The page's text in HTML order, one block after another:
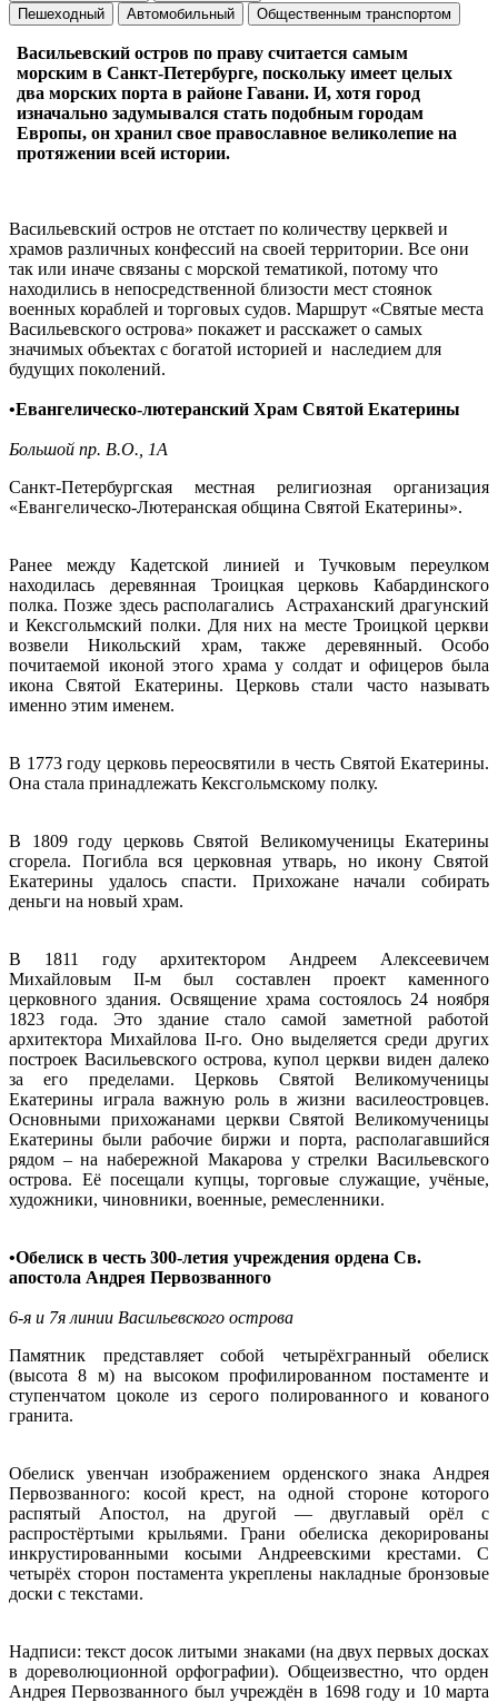
Пешеходный Автомобильный Общественным транспортом
Васильевский остров по праву считается самым
морским в Санкт-Петербурге, поскольку имеет целых
два морских порта в районе Гавани. И, хотя город
изначально задумывался стать подобным городам
Европы, он хранил свое православное великолепие на
протяжении всей истории.
Васильевский остров не отстает по количеству церквей и
храмов различных конфессий на своей территории. Все они
так или иначе связаны с морской тематикой, потому что
находились в непосредственной близости мест стоянок
военных кораблей и торговых судов. Маршрут «Святые места
Васильевского острова» покажет и расскажет о самых
значимых объектах с богатой историей и наследием для
будущих поколений.
•Евангелическо-лютеранский Храм Святой Екатерины
Большой пр. В.О., 1А
Санкт-Петербургская местная религиозная организация
«Евангелическо-Лютеранская община Святой Екатерины».
Ранее между Кадетской линией и Тучковым переулком
находилась деревянная Троицкая церковь Кабардинского
полка. Позже здесь располагались Астраханский драгунский
и Кексгольмский полки. Для них на месте Троицкой церкви
возвели Никольский храм, также деревянный. Особо
почитаемой иконой этого храма у солдат и офицеров была
икона Святой Екатерины. Церковь стали часто называть
именно этим именем.
В 1773 году церковь переосвятили в честь Святой Екатерины.
Она стала принадлежать Кексгольмскому полку.
В 1809 году церковь Святой Великомученицы Екатерины
сгорела. Погибла вся церковная утварь, но икону Святой
Екатерины удалось спасти. Прихожане начали собирать
деньги на новый храм.
В 1811 году архитектором Андреем Алексеевичем
Михайловым II-м был составлен проект каменного
церковного здания. Освящение храма состоялось 24 ноября
1823 года. Это здание стало самой заметной работой
архитектора Михайлова II-го. Оно выделяется среди других
построек Васильевского острова, купол церкви виден далеко
за его пределами. Церковь Святой Великомученицы
Екатерины играла важную роль в жизни василеостровцев.
Основными прихожанами церкви Святой Великомученицы
Екатерины были рабочие биржи и порта, располагавшийся
рядом – на набережной Макарова у стрелки Васильевского
острова. Её посещали купцы, торговые служащие, учёные,
художники, чиновники, военные, ремесленники.
•Обелиск в честь 300-летия учреждения ордена Св.
апостола Андрея Первозванного
6-я и 7я линии Васильевского острова
Памятник представляет собой четырёхгранный обелиск
(высота 8 м) на высоком профилированном постаменте и
ступенчатом цоколе из серого полированного и кованого
гранита.
Обелиск увенчан изображением орденского знака Андрея
Первозванного: косой крест, на одной стороне которого
распятый Апостол, на другой — двуглавый орёл с
распростёртыми крыльями. Грани обелиска декорированы
инкрустированными косыми Андреевскими крестами. С
четырёх сторон постамента укреплены накладные бронзовые
доски с текстами.
Надписи: текст досок литыми знаками (на двух первых досках
в дореволюционной орфографии). Общеизвестно, что орден
Андрея Первозванного был учреждён в 1698 году и 10 марта